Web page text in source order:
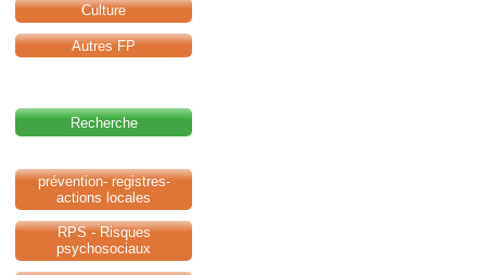
Culture
Autres FP
Recherche
prévention- registres-
actions locales
RPS - Risques
psychosociaux